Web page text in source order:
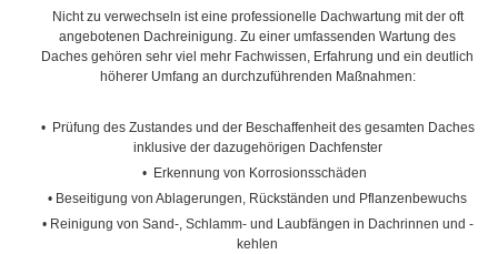
Nicht zu verwechseln ist eine professionelle Dachwartung mit der oft
angebotenen Dachreinigung. Zu einer umfassenden Wartung des
Daches gehören sehr viel mehr Fachwissen, Erfahrung und ein deutlich
höherer Umfang an durchzuführenden Maßnahmen:
•Prüfung des Zustandes und der Beschaffenheit des gesamten Daches
inklusive der dazugehörigen Dachfenster
•Erkennung von Korrosionsschäden
• Beseitigung von Ablagerungen, Rückständen und Pflanzenbewuchs
•Reinigung von Sand-, Schlamm- und Laubfängen in Dachrinnen und -
kehlen